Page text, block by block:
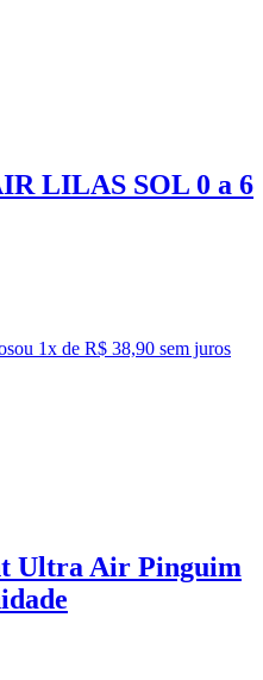
LILAS SOL 0 a 6
ou 1x de R$ 38,90 sem juros
Ultra Air Pinguim